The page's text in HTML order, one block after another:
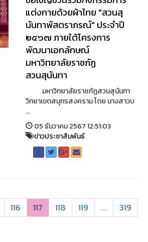
แต่งกายด้วยผ้าไทย "สวนสุ
นันทาพัสตราภรณ์" ประจำปี
๒๕๖๗ ภายใต้โครงการ
พัฒนาเอกลักษณ์
มหาวิทยาลัยราชภัฏ
สวนสุนันทา
มหาวิทยาลัยราชภัฏสวนสุนันทา
วิทยาเขตสมุทรสงคราม โดย นางสาวบ
...
05 ธันวาคม 2567 12:51:03
ข่าวประชาสัมพันธ์
116 117 118 119 ...
319